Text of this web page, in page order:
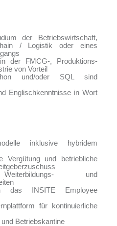
der Betriebswirtschaft,
/ Logistik oder eines
der FMCG‑, Produktions‑
von Vorteil
und/oder SQL sind
Englischkenntnisse in Wort
inklusive hybridem
Vergütung und betriebliche
und
das INSITE Employee
für kontinuierliche
Betriebskantine